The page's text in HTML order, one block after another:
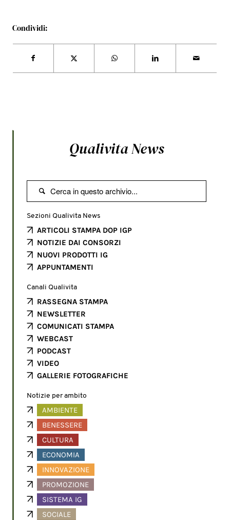
Condividi:
Qualivita News

Sezioni Qualivita News
ARTICOLI STAMPA DOP IGP
NOTIZIE DAI CONSORZI
NUOVI PRODOTTI IG
APPUNTAMENTI
Canali Qualivita
RASSEGNA STAMPA
NEWSLETTER
COMUNICATI STAMPA
WEBCAST
PODCAST
VIDEO
GALLERIE FOTOGRAFICHE
Notizie per ambito
AMBIENTE
BENESSERE
CULTURA
ECONOMIA
INNOVAZIONE
PROMOZIONE
SISTEMA IG
SOCIALE